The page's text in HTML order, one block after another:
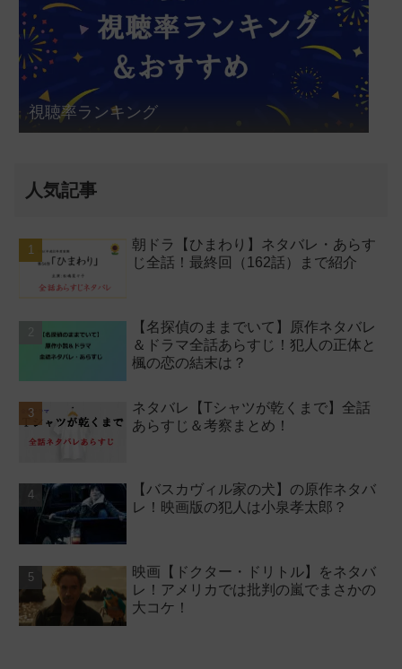
視聴率ランキング
人気記事
朝ドラ【ひまわり】ネタバレ・あらす
じ全話！最終回（162話）まで紹介
【名探偵のままでいて】原作ネタバレ
＆ドラマ全話あらすじ！犯人の正体と
楓の恋の結末は？
ネタバレ【Tシャツが乾くまで】全話
あらすじ＆考察まとめ！
【バスカヴィル家の犬】の原作ネタバ
レ！映画版の犯人は小泉孝太郎？
映画【ドクター・ドリトル】をネタバ
レ！アメリカでは批判の嵐でまさかの
大コケ！